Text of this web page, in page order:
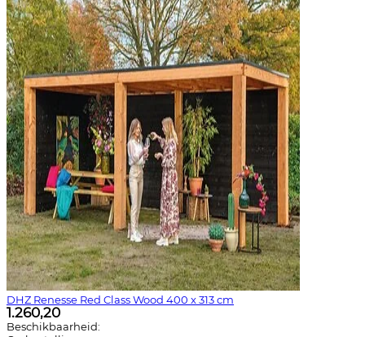
DHZ Renesse Red Class Wood 400 x 313 cm
1.260,20
Beschikbaarheid: